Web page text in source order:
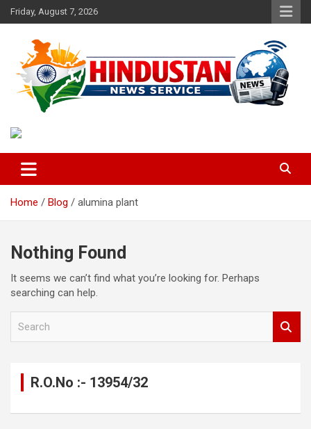
Skip
to
Friday, August 7, 2026
Hindustan News Service
Home Blog alumina plant
Nothing Found
It seems we can’t find what you’re looking for. Perhaps
searching can help.
R.O.No :- 13954/32